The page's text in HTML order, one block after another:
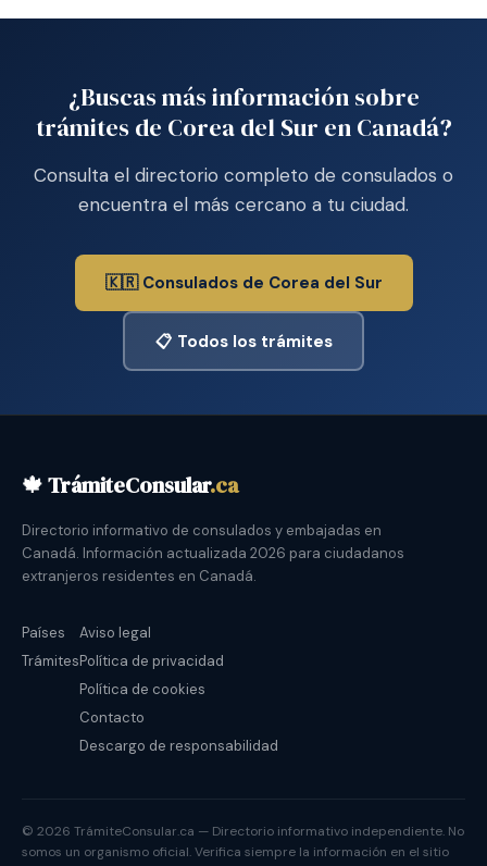
¿Buscas más información sobre
trámites de Corea del Sur en Canadá?
Consulta el directorio completo de consulados o
encuentra el más cercano a tu ciudad.
🇰🇷 Consulados de Corea del Sur
📋 Todos los trámites
🍁 TrámiteConsular.ca
Directorio informativo de consulados y embajadas en
Canadá. Información actualizada 2026 para ciudadanos
extranjeros residentes en Canadá.
Países
Trámites
Aviso legal
Política de privacidad
Política de cookies
Contacto
Descargo de responsabilidad
© 2026 TrámiteConsular.ca — Directorio informativo independiente. No
somos un organismo oficial. Verifica siempre la información en el sitio